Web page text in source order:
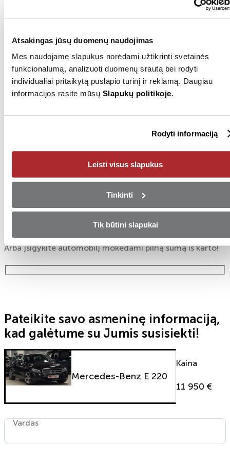
Atsakingas jūsų duomenų naudojimas
Mes naudojame slapukus norėdami užtikrinti svetainės
funkcionalumą, analizuoti duomenų srautą bei rodyti
individualiai pritaikytą puslapio turinį ir reklamą. Daugiau
informacijos rasite mūsų Slapukų politikoje.
Rodyti informaciją
Leisti visus slapukus
Tinkinti
Tik būtini slapukai
Rodyti visus (43)
Pardavėjas
Siųsti el. laišką
Pasinaudokite ypatingu
Arba įsigykite automobilį mokėdami pilną sumą iš karto!
Pateikite savo asmeninę informaciją,
kad galėtume su Jumis susisiekti!
Mercedes-Benz E 220
Kaina
11 950 €
Vardas